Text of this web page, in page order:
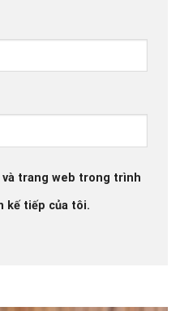
và trang web trong trình
kế tiếp của tôi.